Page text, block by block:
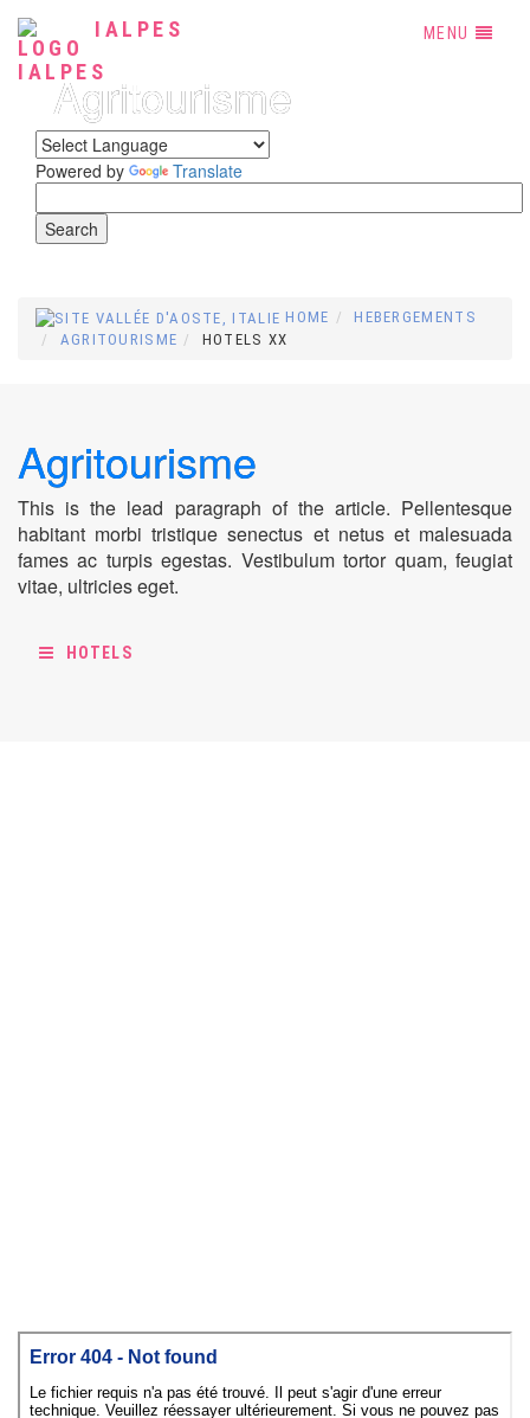
IALPES MENU
Agritourisme
Powered by Translate
HOME
HEBERGEMENTS
AGRITOURISME
HOTELS XX
Agritourisme
This is the lead paragraph of the article. Pellentesque
habitant morbi tristique senectus et netus et malesuada
fames ac turpis egestas. Vestibulum tortor quam, feugiat
vitae, ultricies eget.
HOTELS